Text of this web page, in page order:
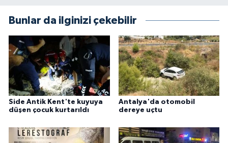
Bunlar da ilginizi çekebilir
Side Antik Kent'te kuyuya
düşen çocuk kurtarıldı
Antalya'da otomobil
dereye uçtu